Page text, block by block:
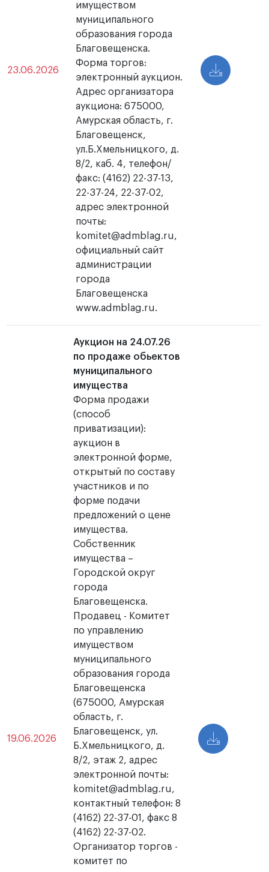
23.06.2026
имуществом
муниципального
образования города
Благовещенска.
Форма торгов:
электронный аукцион.
Адрес организатора
аукциона: 675000,
Амурская область, г.
Благовещенск,
ул.Б.Хмельницкого, д.
8/2, каб. 4, телефон/
факс: (4162) 22-37-13,
22-37-24, 22-37-02,
адрес электронной
почты:
komitet@admblag.ru,
официальный сайт
администрации
города
Благовещенска
www.admblag.ru.
19.06.2026
Аукцион на 24.07.26
по продаже обьектов
муниципального
имущества
Форма продажи
(способ
приватизации):
аукцион в
электронной форме,
открытый по составу
участников и по
форме подачи
предложений о цене
имущества.
Собственник
имущества –
Городской округ
города
Благовещенска.
Продавец - Комитет
по управлению
имуществом
муниципального
образования города
Благовещенска
(675000, Амурская
область, г.
Благовещенск, ул.
Б.Хмельницкого, д.
8/2, этаж 2, адрес
электронной почты:
komitet@admblag.ru,
контактный телефон: 8
(4162) 22-37-01, факс 8
(4162) 22-37-02.
Организатор торгов -
комитет по